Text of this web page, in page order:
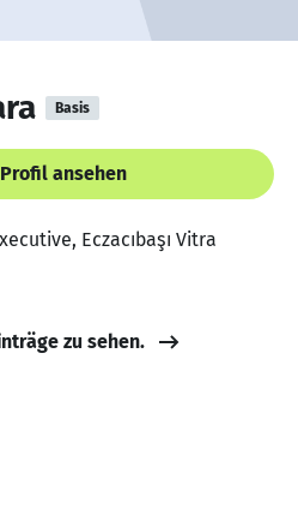
Basis
ansehen
Eczacıbaşı Vitra
zu sehen.